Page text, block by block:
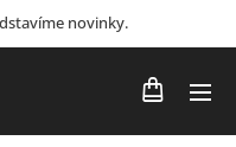
novinky.